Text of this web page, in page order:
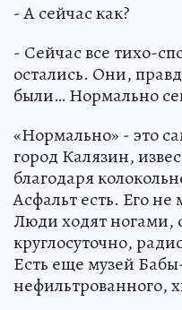
- А сейчас как?
- Сейчас все тихо-
остались. Они,
были… Нормально
«Нормально» - это
город Калязин,
благодаря
Асфальт есть. Его
Люди ходят ногами,
круглосуточно,
Есть еще музей
нефильтрованного,